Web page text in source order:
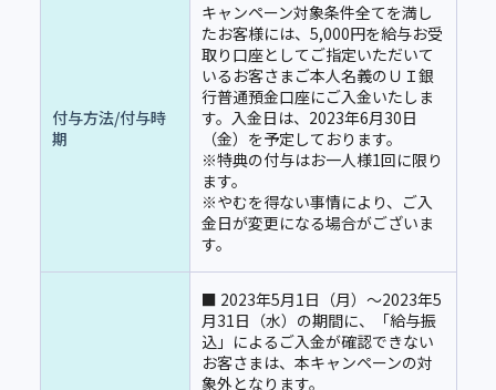
付与方法/付与時
期
キャンペーン対象条件全てを満し
たお客様には、5,000円を給与お受
取り口座としてご指定いただいて
いるお客さまご本人名義のＵＩ銀
行普通預金口座にご入金いたしま
す。入金日は、2023年6月30日
（金）を予定しております。
※特典の付与はお一人様1回に限り
ます。
※やむを得ない事情により、ご入
金日が変更になる場合がございま
す。
■ 2023年5月1日（月）～2023年5
月31日（水）の期間に、「給与振
込」によるご入金が確認できない
お客さまは、本キャンペーンの対
象外となります。